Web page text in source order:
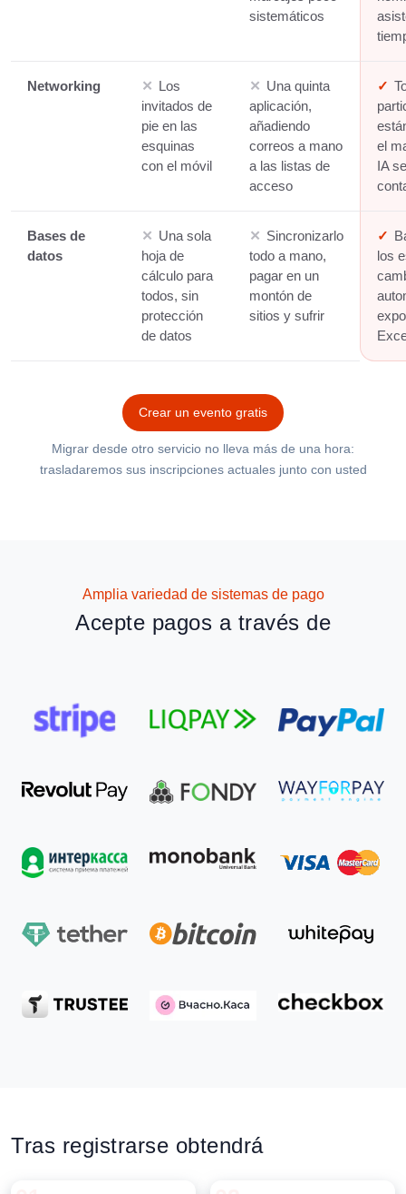
sistemáticos
Networking ✕ Los
invitados de
pie en las
esquinas
con el móvil
✕ Una quinta
aplicación,
añadiendo
correos a mano
a las listas de
acceso
✓
el
IA
Bases de
datos
✕ Una sola
hoja de
cálculo para
todos, sin
protección
de datos
✕ Sincronizarlo
todo a mano,
pagar en un
montón de
sitios y sufrir
✓
los
Crear un evento gratis
Migrar desde otro servicio no lleva más de una hora:
trasladaremos sus inscripciones actuales junto con usted
Amplia variedad de sistemas de pago
Acepte pagos a través de
Tras registrarse obtendrá